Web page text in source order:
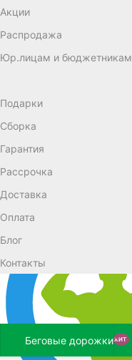
Акции
Распродажа
Юр.лицам и бюджетникам
Подарки
Сборка
Гарантия
Рассрочка
Доставка
Оплата
Блог
Контакты
Беговые дорожкиХИТ